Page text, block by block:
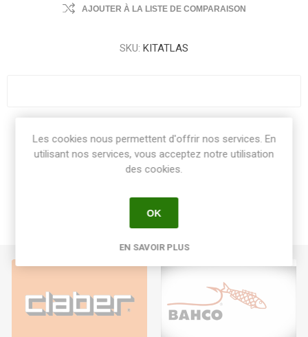
AJOUTER À LA LISTE DE COMPARAISON
SKU: KITATLAS
Share:
Les cookies nous permettent d'offrir nos services. En
utilisant nos services, vous acceptez notre utilisation
des cookies.
OK
EN SAVOIR PLUS